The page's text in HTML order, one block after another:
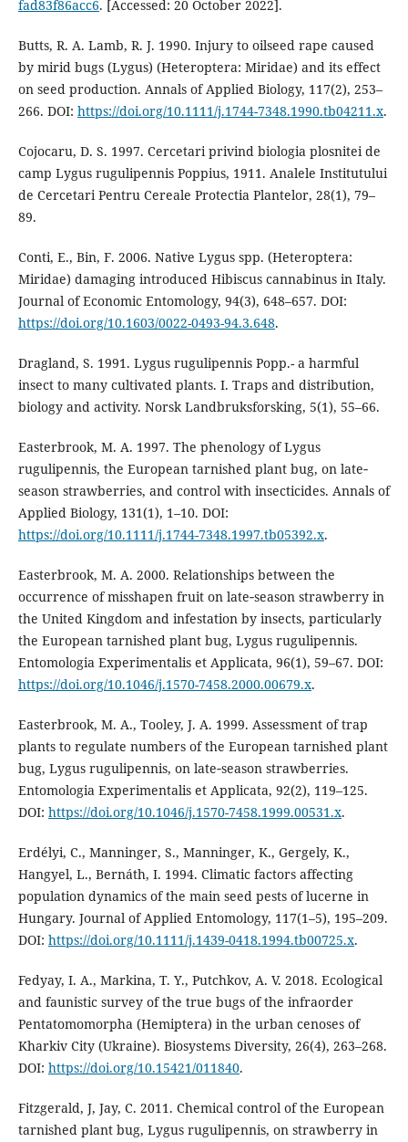
fad83f86acc6. [Accessed: 20 October 2022].
Butts, R. A. Lamb, R. J. 1990. Injury to oilseed rape caused
by mirid bugs (Lygus) (Heteroptera: Miridae) and its effect
on seed production. Annals of Applied Biology, 117(2), 253–
266. DOI: https://doi.org/10.1111/j.1744-7348.1990.tb04211.x.
Cojocaru, D. S. 1997. Cercetari privind biologia plosnitei de
camp Lygus rugulipennis Poppius, 1911. Analele Institutului
de Cercetari Pentru Cereale Protectia Plantelor, 28(1), 79–
89.
Conti, E., Bin, F. 2006. Native Lygus spp. (Heteroptera:
Miridae) damaging introduced Hibiscus cannabinus in Italy.
Journal of Economic Entomology, 94(3), 648–657. DOI:
https://doi.org/10.1603/0022-0493-94.3.648.
Dragland, S. 1991. Lygus rugulipennis Popp.- a harmful
insect to many cultivated plants. I. Traps and distribution,
biology and activity. Norsk Landbruksforsking, 5(1), 55–66.
Easterbrook, M. A. 1997. The phenology of Lygus
rugulipennis, the European tarnished plant bug, on late‐
season strawberries, and control with insecticides. Annals of
Applied Biology, 131(1), 1–10. DOI:
https://doi.org/10.1111/j.1744-7348.1997.tb05392.x.
Easterbrook, M. A. 2000. Relationships between the
occurrence of misshapen fruit on late‐season strawberry in
the United Kingdom and infestation by insects, particularly
the European tarnished plant bug, Lygus rugulipennis.
Entomologia Experimentalis et Applicata, 96(1), 59–67. DOI:
https://doi.org/10.1046/j.1570-7458.2000.00679.x.
Easterbrook, M. A., Tooley, J. A. 1999. Assessment of trap
plants to regulate numbers of the European tarnished plant
bug, Lygus rugulipennis, on late‐season strawberries.
Entomologia Experimentalis et Applicata, 92(2), 119–125.
DOI: https://doi.org/10.1046/j.1570-7458.1999.00531.x.
Erdélyi, C., Manninger, S., Manninger, K., Gergely, K.,
Hangyel, L., Bernáth, I. 1994. Climatic factors affecting
population dynamics of the main seed pests of lucerne in
Hungary. Journal of Applied Entomology, 117(1–5), 195–209.
DOI: https://doi.org/10.1111/j.1439-0418.1994.tb00725.x.
Fedyay, I. A., Markina, T. Y., Putchkov, A. V. 2018. Ecological
and faunistic survey of the true bugs of the infraorder
Pentatomomorpha (Hemiptera) in the urban cenoses of
Kharkiv City (Ukraine). Biosystems Diversity, 26(4), 263–268.
DOI: https://doi.org/10.15421/011840.
Fitzgerald, J, Jay, C. 2011. Chemical control of the European
tarnished plant bug, Lygus rugulipennis, on strawberry in